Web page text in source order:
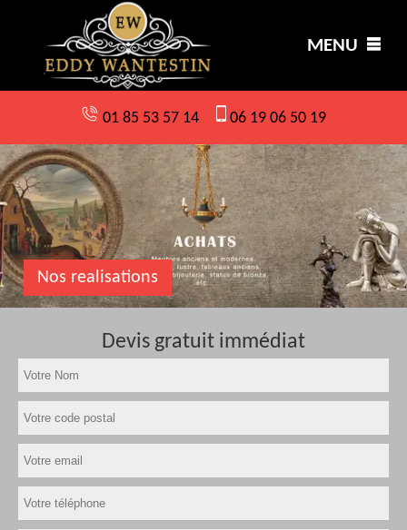
MENU
01 85 53 57 14 06 19 06 50 19
Nos realisations
Devis gratuit immédiat